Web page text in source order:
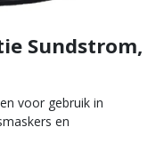
Sundstrom,
voor gebruik in
en